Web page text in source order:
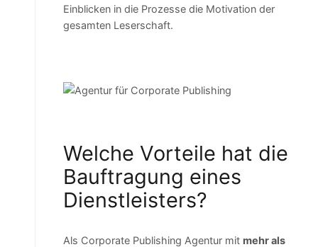
Einblicken in die Prozesse die Motivation der
gesamten Leserschaft.
Welche Vorteile hat die
Bauftragung eines
Dienstleisters?
Als Corporate Publishing Agentur mit mehr als